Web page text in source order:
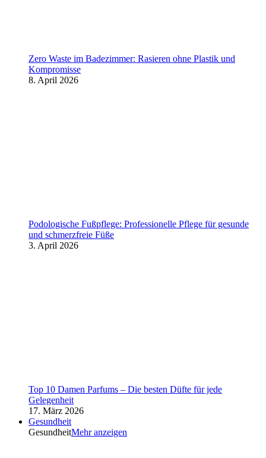
Zero Waste im Badezimmer: Rasieren ohne Plastik und
Kompromisse
8. April 2026
Podologische Fußpflege: Professionelle Pflege für gesunde
und schmerzfreie Füße
3. April 2026
Top 10 Damen Parfums – Die besten Düfte für jede
Gelegenheit
17. März 2026
Gesundheit
GesundheitMehr anzeigen